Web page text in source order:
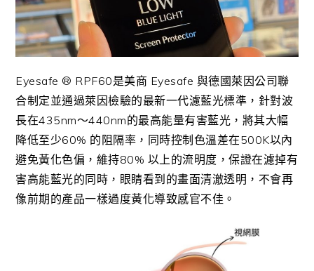
Eyesafe ® RPF60是美商 Eyesafe 與德國萊因公司聯
合制定並通過萊因檢驗的最新一代濾藍光標準，針對波
長在435nm～440nm的最高能量有害藍光，將其大幅
降低至少60% 的阻隔率，同時控制色溫差在500K以內
避免黃化色偏，維持80% 以上的流明度，保證在濾掉有
害高能藍光的同時，眼睛看到的畫面清澈透明，不會再
像前期的產品一樣過度黃化導致感官不佳。